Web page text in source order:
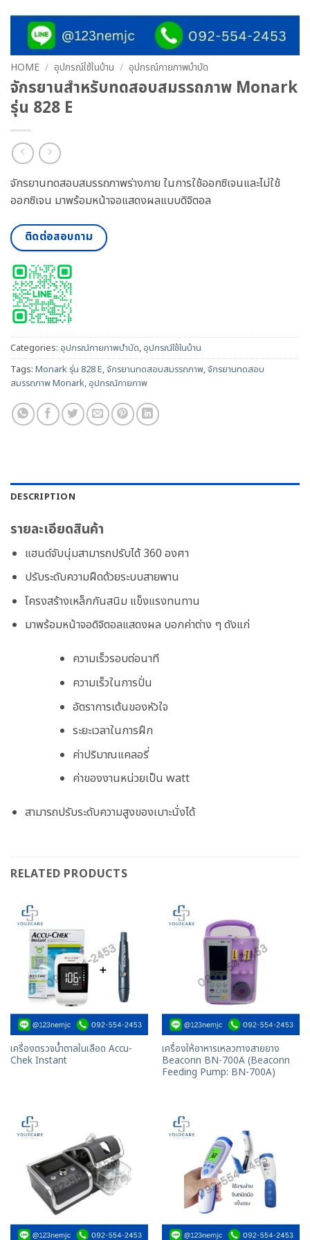
HOME / อุปกรณ์ใช้ในบ้าน / อุปกรณ์กายภาพบำบัด
จักรยานสำหรับทดสอบสมรรถภาพ Monark
รุ่น 828 E
จักรยานทดสอบสมรรถภาพร่างกาย ในการใช้ออกซิเจนและไม่ใช้
ออกซิเจน มาพร้อมหน้าจอแสดงผลแบบดิจิตอล
ติดต่อสอบถาม
Categories: อุปกรณ์กายภาพบำบัด,อุปกรณ์ใช้ในบ้าน
Tags: Monark รุ่น 828 E,จักรยานทดสอบสมรรถภาพ,จักรยานทดสอบ
สมรรถภาพ Monark,อุปกรณ์กายภาพ
DESCRIPTION
รายละเอียดสินค้า
แฮนด์จับนุ่มสามารถปรับได้ 360 องศา
ปรับระดับความฝืดด้วยระบบสายพาน
โครงสร้างเหล็กกันสนิม แข็งแรงทนทาน
มาพร้อมหน้าจอดิจิตอลแสดงผล บอกค่าต่าง ๆ ดังแก่
ความเร็วรอบต่อนาที
ความเร็วในการปั่น
อัตราการเต้นของหัวใจ
ระยะเวลาในการฝึก
ค่าปริมาณแคลอรี่
ค่าของงานหน่วยเป็น watt
สามารถปรับระดับความสูงของเบาะนั่งได้
RELATED PRODUCTS
เครื่องตรวจน้ำตาลในเลือด Accu-
Chek Instant
เครื่องให้อาหารเหลวทางสายยาง
Beaconn BN-700A (Beaconn
Feeding Pump: BN-700A)